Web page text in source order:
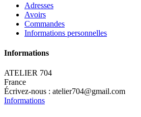
Adresses
Avoirs
Commandes
Informations personnelles
Informations
ATELIER 704
France
Écrivez-nous : atelier704@gmail.com
Informations